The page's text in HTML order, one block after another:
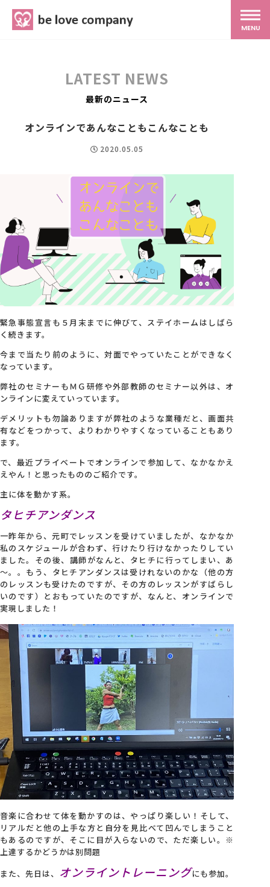
MENU
スタッフ紹介
最新ブログ
会社概要
アクセス
採用情報
お問い合わせ
LATEST NEWS
最新のニュース
オンラインであんなこともこんなことも
2020.05.05
緊急事態宣言も５月末までに伸びて、ステイホームはしばら
く続きます。
今まで当たり前のように、対面でやっていたことができなく
なっています。
弊社のセミナーもＭＧ研修や外部教師のセミナー以外は、オ
ンラインに変えていっています。
デメリットも勿論ありますが弊社のような業種だと、画面共
有などをつかって、よりわかりやすくなっていることもあり
ます。
で、最近プライベートでオンラインで参加して、なかなかえ
えやん！と思ったもののご紹介です。
主に体を動かす系。
タヒチアンダンス
一昨年から、元町でレッスンを受けていましたが、なかなか
私のスケジュールが合わず、行けたり行けなかったりしてい
ました。その後、講師がなんと、タヒチに行ってしまい、あ
～。。もう、タヒチアンダンスは受けれないのかな（他の方
のレッスンも受けたのですが、その方のレッスンがすばらし
いのです）とおもっていたのですが、なんと、オンラインで
実現しました！
音楽に合わせて体を動かすのは、やっぱり楽しい！そして、
リアルだと他の上手な方と自分を見比べて凹んでしまうこと
もあるのですが、そこに目が入らないので、ただ楽しい。※
上達するかどうかは別問題
また、先日は、 オンライントレーニングにも参加。